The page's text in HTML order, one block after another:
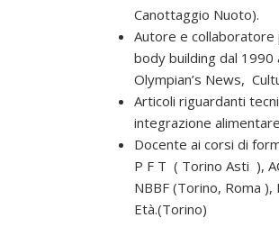
Canottaggio Nuoto).
Autore e
body building dal
Olympian’s News,
Articoli riguardanti
integrazione
Docente ai corsi di
P F T ( Torino Asti ),
NBBF (Torino, Roma
Età.(Torino)